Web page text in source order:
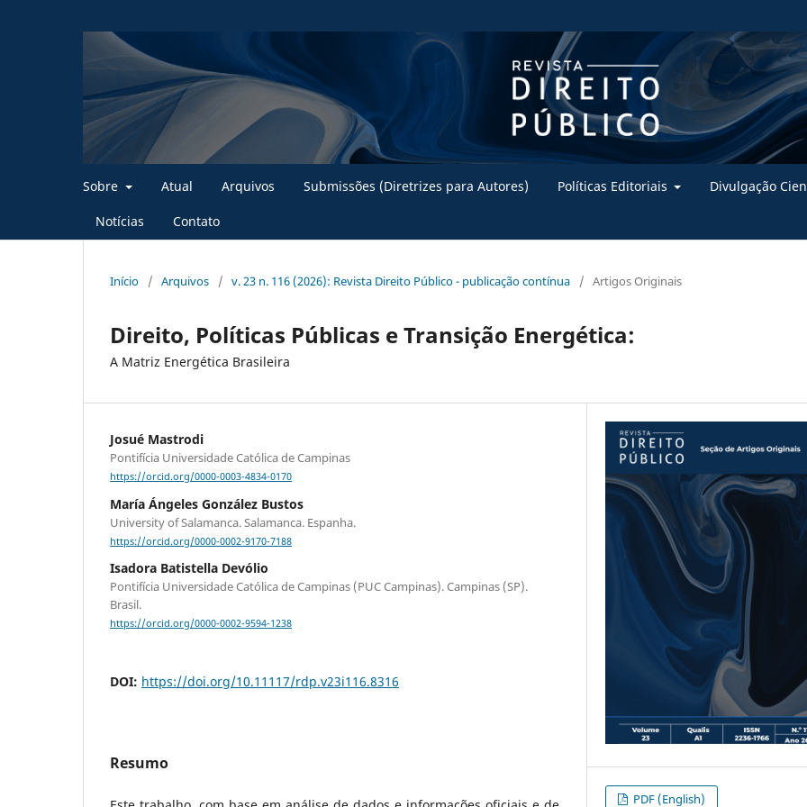
Sobre Atual Arquivos Submissões (Diretrizes para Autores) Políticas Editoriais Divulgação
Notícias Contato
Início / Arquivos / v. 23 n. 116 (2026): Revista Direito Público - publicação contínua / Artigos Originais
Direito, Políticas Públicas e Transição Energética:
A Matriz Energética Brasileira
Josué Mastrodi
Pontifícia Universidade Católica de Campinas
https://orcid.org/0000-0003-4834-0170
María Ángeles González Bustos
University of Salamanca. Salamanca. Espanha.
https://orcid.org/0000-0002-9170-7188
Isadora Batistella Devólio
Pontifícia Universidade Católica de Campinas (PUC Campinas). Campinas (SP).
Brasil.
https://orcid.org/0000-0002-9594-1238
DOI: https://doi.org/10.11117/rdp.v23i116.8316
Resumo
PDF (English)